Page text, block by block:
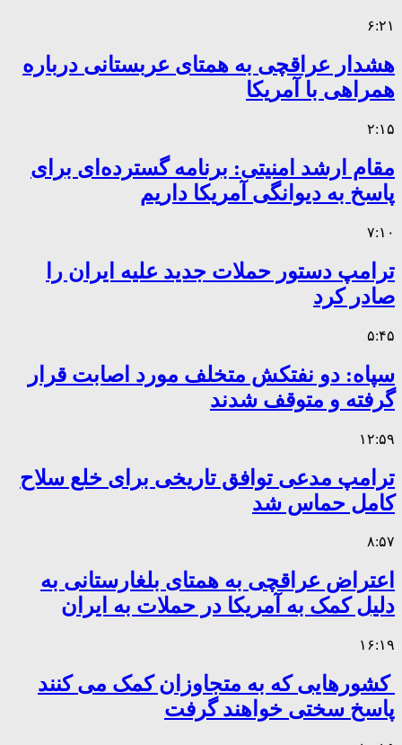
۶:۲۱
هشدار عراقچی به همتای عربستانی درباره
همراهی با آمریکا
۲:۱۵
مقام ارشد امنیتی: برنامه گسترده‌ای برای
پاسخ به دیوانگی آمریکا داریم
۷:۱۰
ترامپ دستور حملات جدید علیه ایران را
صادر کرد
۵:۴۵
سپاه: دو نفتکش متخلف مورد اصابت قرار
گرفته و متوقف شدند
۱۲:۵۹
ترامپ مدعی توافق تاریخی برای خلع سلاح
کامل حماس شد
۸:۵۷
اعتراض عراقچی به همتای بلغارستانی به
دلیل کمک به آمریکا در حملات به ایران
۱۶:۱۹
کشورهایی که به متجاوزان کمک می کنند
پاسخ سختی خواهند گرفت